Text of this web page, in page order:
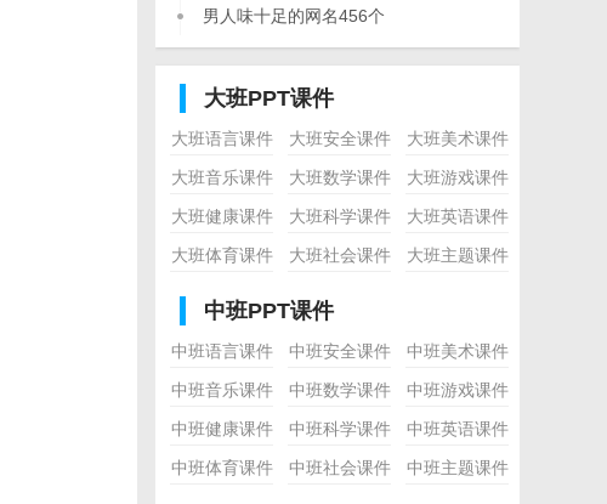
男人味十足的网名456个
大班PPT课件
大班语言课件 大班安全课件
大班美术课件
大班音乐课件
大班数学课件
大班游戏课件
大班健康课件
大班科学课件
大班英语课件
大班体育课件
大班社会课件 大班主题课件
中班PPT课件
中班语言课件 中班安全课件
中班美术课件
中班音乐课件
中班数学课件
中班游戏课件
中班健康课件
中班科学课件
中班英语课件
中班体育课件
中班社会课件 中班主题课件